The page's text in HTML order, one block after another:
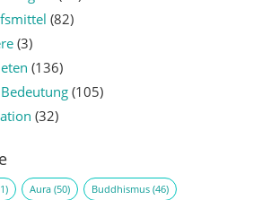
(82)
(3)
(136)
(105)
(32)
Aura(50) Buddhismus(46)